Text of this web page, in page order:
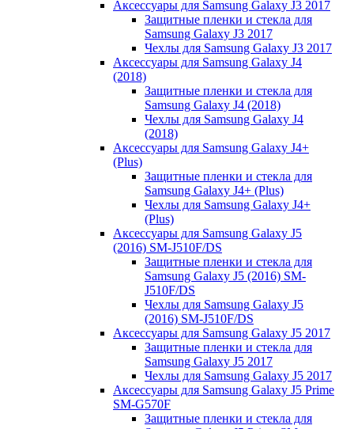
Аксессуары для Samsung Galaxy J3 2017
Защитные пленки и стекла для
Samsung Galaxy J3 2017
Чехлы для Samsung Galaxy J3 2017
Аксессуары для Samsung Galaxy J4
(2018)
Защитные пленки и стекла для
Samsung Galaxy J4 (2018)
Чехлы для Samsung Galaxy J4
(2018)
Аксессуары для Samsung Galaxy J4+
(Plus)
Защитные пленки и стекла для
Samsung Galaxy J4+ (Plus)
Чехлы для Samsung Galaxy J4+
(Plus)
Аксессуары для Samsung Galaxy J5
(2016) SM-J510F/DS
Защитные пленки и стекла для
Samsung Galaxy J5 (2016) SM-
J510F/DS
Чехлы для Samsung Galaxy J5
(2016) SM-J510F/DS
Аксессуары для Samsung Galaxy J5 2017
Защитные пленки и стекла для
Samsung Galaxy J5 2017
Чехлы для Samsung Galaxy J5 2017
Аксессуары для Samsung Galaxy J5 Prime
SM-G570F
Защитные пленки и стекла для